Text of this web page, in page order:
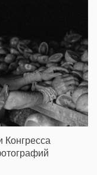
Конгресса